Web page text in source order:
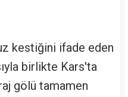
kestiğini ifade eden
birlikte Kars'ta
gölü tamamen